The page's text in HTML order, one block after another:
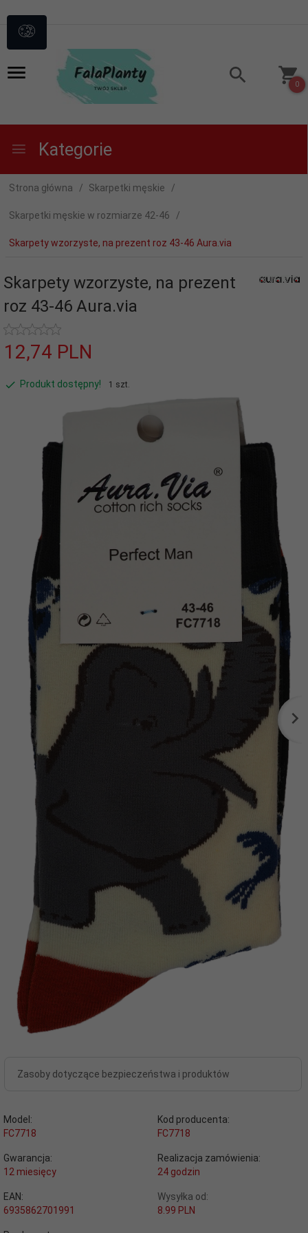
0
Kategorie
Strona główna Skarpetki męskie
Skarpetki męskie w rozmiarze 42-46
Skarpety wzorzyste, na prezent roz 43-46 Aura.via
Skarpety wzorzyste, na prezent
roz 43-46 Aura.via
12,74 PLN
Produkt dostępny! 1 szt.
Zasoby dotyczące bezpieczeństwa i produktów
Model:
FC7718
Kod producenta:
FC7718
Gwarancja:
12 miesięcy
Realizacja zamówienia:
24 godzin
EAN:
6935862701991
Wysyłka od:
8.99 PLN